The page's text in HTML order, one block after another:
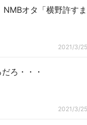
オタ「横野許す
2021/3/
ろ・・・
2021/3/